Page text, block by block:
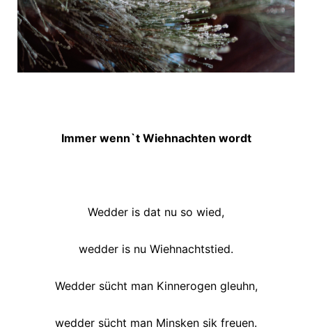
Immer wenn`t Wiehnachten wordt
Wedder is dat nu so wied,
wedder is nu Wiehnachtstied.
Wedder sücht man Kinnerogen gleuhn,
wedder sücht man Minsken sik freuen.